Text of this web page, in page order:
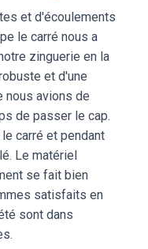
et d'écoulements
le carré nous a
zinguerie en la
et d'une
nous avions de
de passer le cap.
carré et pendant
Le matériel
se fait bien
satisfaits en
sont dans